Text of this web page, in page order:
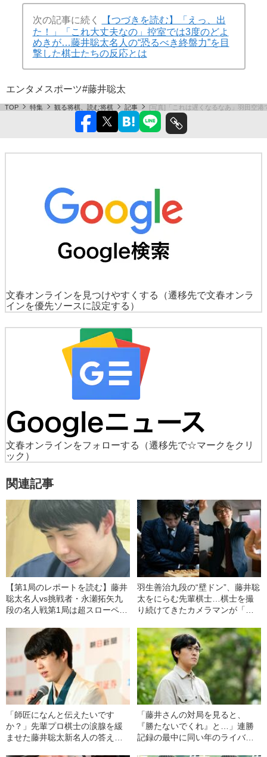
次の記事に続く
【つづきを読む】「えっ、出
た！」「これ大丈夫なの」控室では3度のどよ
めきが…藤井聡太名人の“恐るべき終盤力”を目
撃した棋士たちの反応とは
エンタメ スポーツ#藤井聡太
TOP 特集 観る将棋、読む将棋 記事 [写真]「これは遅くなるなあ」羽田空
文春オンラインを見つけやすくする
（遷移先で文春オンラ
インを優先ソースに設定する）
文春オンラインをフォローする
（遷移先で☆マークをクリ
ック）
関連記事
【第1局のレポートを読む】藤井
聡太名人vs挑戦者・永瀬拓矢九
段の名人戦第1局は超スローペー
は何が起きていたのか
羽生善治九段の“壁ドン”、藤井聡
太をにらむ先輩棋士…棋士を撮
り続けてきたカメラマンが「忘
「師匠になんと伝えたいです
か？」先輩プロ棋士の涙腺を緩
ませた藤井聡太新名人の答えと
「藤井さんの対局を見ると、
『勝たないでくれ』と…」連勝
記録の最中に同い年のライバル